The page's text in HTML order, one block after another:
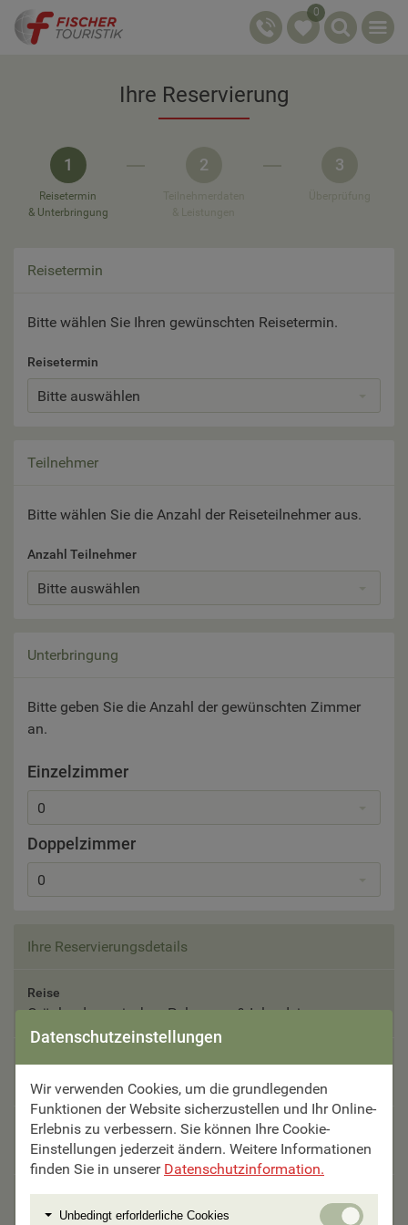
0
Ihre Reservierung
1
Reisetermin
& Unterbringung
2 3
Reisetermin
Bitte wählen Sie Ihren gewünschten Reisetermin.
Reisetermin
Bitte auswählen
Teilnehmer
Bitte wählen Sie die Anzahl der Reiseteilnehmer aus.
Anzahl Teilnehmer
Bitte auswählen
Unterbringung
Bitte geben Sie die Anzahl der gewünschten Zimmer
an.
Einzelzimmer
0
Doppelzimmer
0
Ihre Reservierungsdetails
Reise
Grönland – zwischen Polarmeer & Inlandeis
Bitte auswählen
Teilnehmer
Bitte auswählen
Unterbringung
Bitte auswählen
Datenschutzeinstellungen
Wir verwenden Cookies, um die grundlegenden
Funktionen der Website sicherzustellen und Ihr Online-
Erlebnis zu verbessern. Sie können Ihre Cookie-
Einstellungen jederzeit ändern. Weitere Informationen
finden Sie in unserer Datenschutzinformation.
Unbedingt erforlderliche Cookies